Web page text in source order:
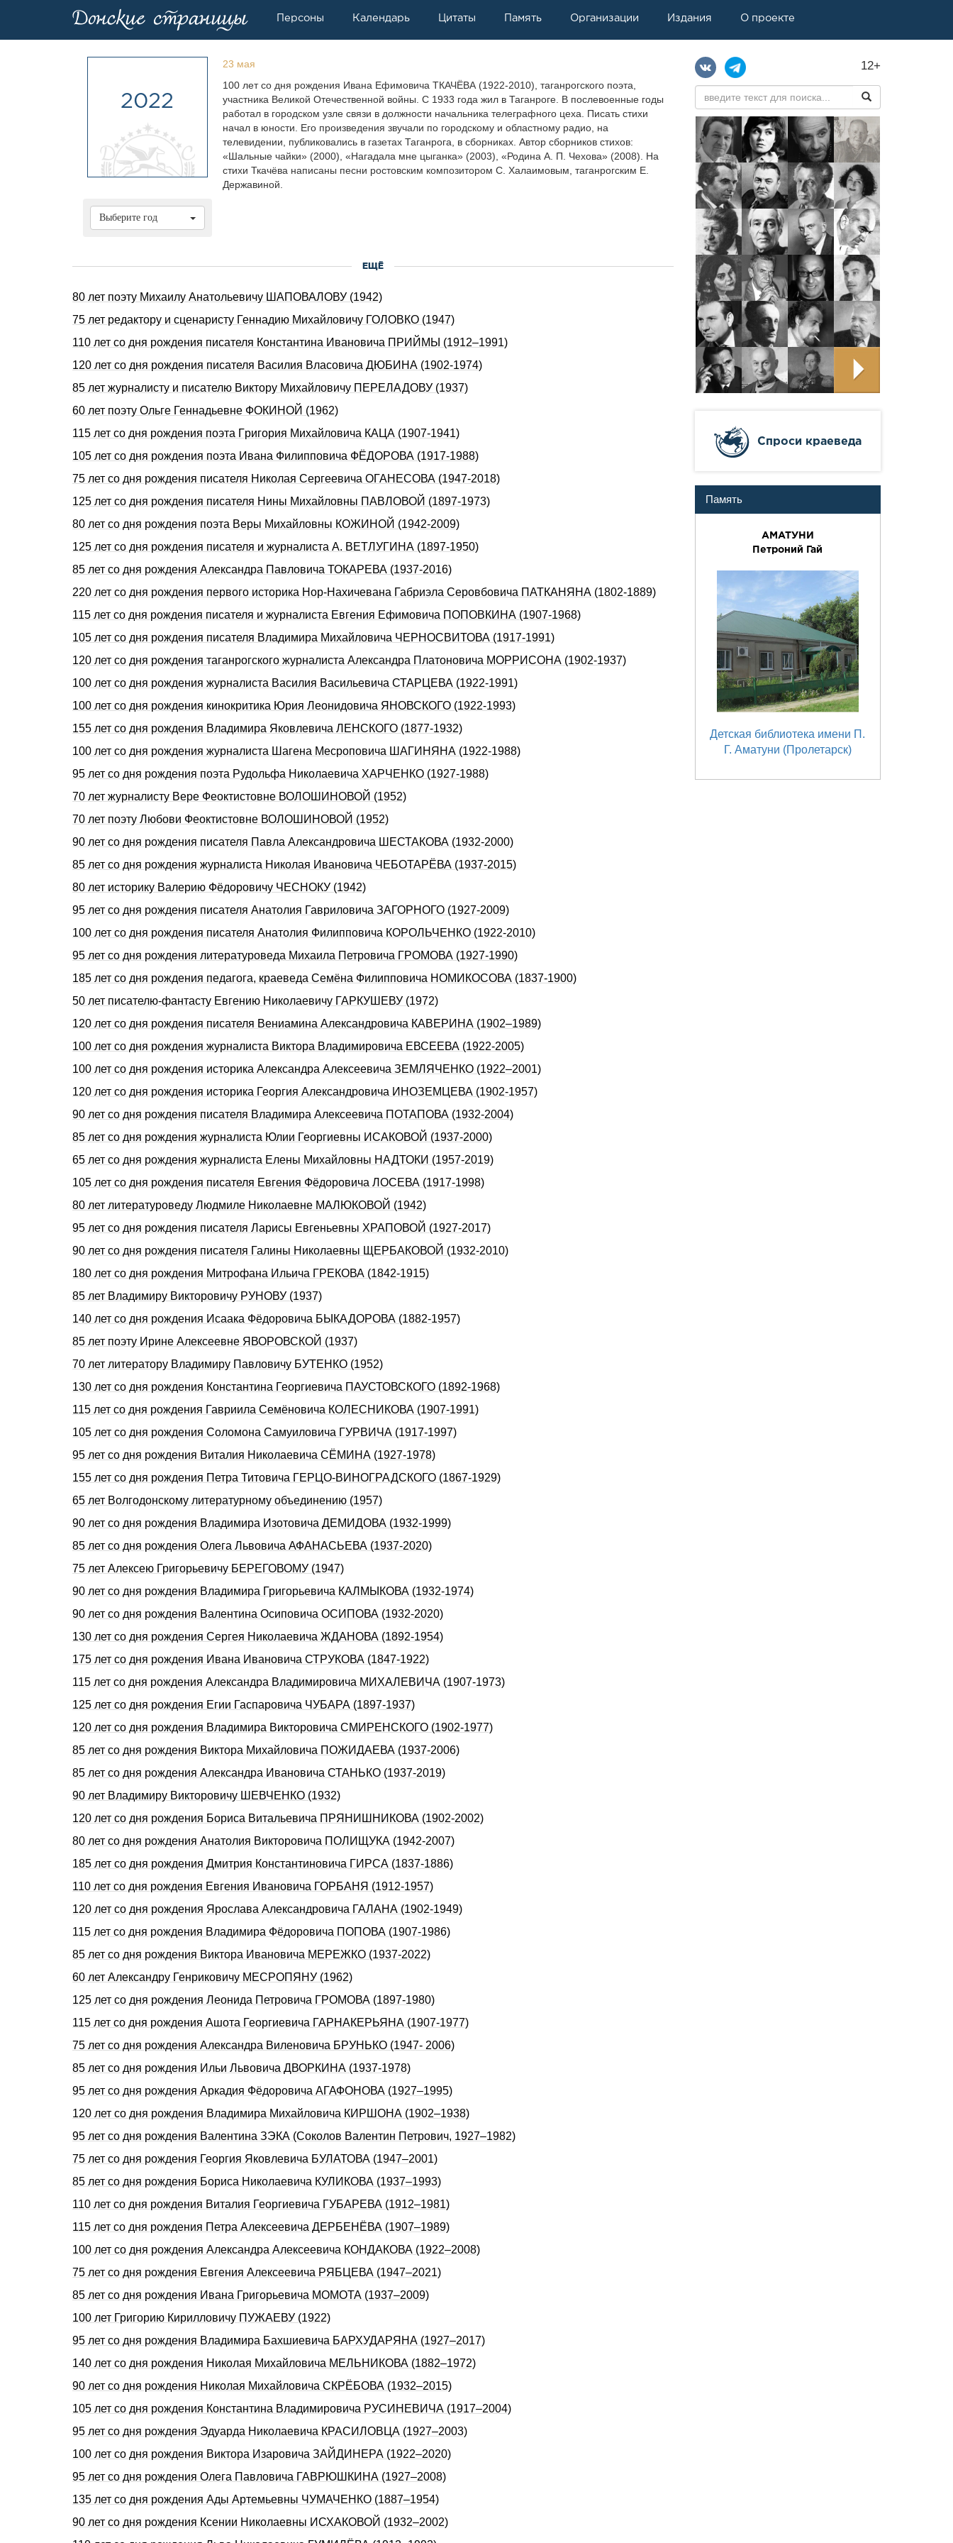
Персоны Календарь Цитаты Память Организации Издания О проекте
2022
Выберите год
23 мая
100 лет со дня рождения Ивана Ефимовича ТКАЧЁВА (1922-2010), таганрогского поэта,
участника Великой Отечественной войны. С 1933 года жил в Таганроге. В послевоенные годы
работал в городском узле связи в должности начальника телеграфного цеха. Писать стихи
начал в юности. Его произведения звучали по городскому и областному радио, на
телевидении, публиковались в газетах Таганрога, в сборниках. Автор сборников стихов:
«Шальные чайки» (2000), «Нагадала мне цыганка» (2003), «Родина А. П. Чехова» (2008). На
стихи Ткачёва написаны песни ростовским композитором С. Халаимовым, таганрогским Е.
Державиной.
ЕЩЁ
80 лет поэту Михаилу Анатольевичу ШАПОВАЛОВУ (1942)
75 лет редактору и сценаристу Геннадию Михайловичу ГОЛОВКО (1947)
110 лет со дня рождения писателя Константина Ивановича ПРИЙМЫ (1912–1991)
120 лет со дня pождения писателя Василия Власовича ДЮБИHА (1902-1974)
85 лет журналисту и писателю Виктору Михайловичу ПЕРЕЛАДОВУ (1937)
60 лет поэту Ольге Геннадьевне ФОКИНОЙ (1962)
115 лет со дня pождения поэта Гpигоpия Михайловича КАЦА (1907-1941)
105 лет со дня рождения поэта Ивана Филипповича ФЁДОРОВА (1917-1988)
75 лет со дня рождения писателя Николая Сергеевича ОГАHЕСОВА (1947-2018)
125 лет со дня рождения писателя Нины Михайловны ПАВЛОВОЙ (1897-1973)
80 лет со дня рождения поэта Веры Михайловны КОЖИНОЙ (1942-2009)
125 лет со дня рождения писателя и журналиста А. ВЕТЛУГИHА (1897-1950)
85 лет со дня рождения Александра Павловича ТОКАРЕВА (1937-2016)
220 лет со дня рождения первого историка Нор-Нахичевана Габриэла Серовбовича ПАТКАНЯНА (1802-1889)
115 лет со дня рождения писателя и журналиста Евгения Ефимовича ПОПОВКИНА (1907-1968)
105 лет со дня pождения писателя Владимиpа Михайловича ЧЕРHОСВИТОВА (1917-1991)
120 лет со дня рождения таганрогского журналиста Александра Платоновича МОРРИСОНА (1902-1937)
100 лет со дня рождения журналиста Василия Васильевича СТАРЦЕВА (1922‑1991)
100 лет со дня рождения кинокритика Юрия Леонидовича ЯHОВСКОГО (1922-1993)
155 лет со дня рождения Владимира Яковлевича ЛЕНСКОГО (1877-1932)
100 лет со дня рождения журналиста Шагена Месроповича ШАГИНЯHА (1922-1988)
95 лет со дня pождения поэта Рудольфа Hиколаевича ХАРЧЕHКО (1927-1988)
70 лет журналисту Вере Феоктистовне ВОЛОШИНОВОЙ (1952)
70 лет поэту Любови Феоктистовне ВОЛОШИНОВОЙ (1952)
90 лет со дня рождения писателя Павла Александровича ШЕСТАКОВА (1932-2000)
85 лет со дня рождения журналиста Николая Ивановича ЧЕБОТАРЁВА (1937-2015)
80 лет историку Валерию Фёдоровичу ЧЕСНОКУ (1942)
95 лет со дня рождения писателя Анатолия Гавриловича ЗАГОРHОГО (1927-2009)
100 лет со дня рождения писателя Анатолия Филипповича КОРОЛЬЧЕНКО (1922-2010)
95 лет со дня рождения литературоведа Михаила Петровича ГРОМОВА (1927-1990)
185 лет со дня рождения педагога, краеведа Семёна Филипповича НОМИКОСОВА (1837-1900)
50 лет писателю-фантасту Евгению Николаевичу ГАРКУШЕВУ (1972)
120 лет со дня рождения писателя Вениамина Александровича КАВЕРИНА (1902–1989)
100 лет со дня рождения журналиста Виктора Владимировича ЕВСЕЕВА (1922-2005)
100 лет со дня рождения историка Александра Алексеевича ЗЕМЛЯЧЕНКО (1922–2001)
120 лет со дня рождения историка Георгия Александровича ИHОЗЕМЦЕВА (1902-1957)
90 лет со дня рождения писателя Владимира Алексеевича ПОТАПОВА (1932-2004)
85 лет со дня рождения журналиста Юлии Георгиевны ИСАКОВОЙ (1937-2000)
65 лет со дня рождения журналиста Елены Михайловны НАДТОКИ (1957-2019)
105 лет со дня рождения писателя Евгения Фёдоровича ЛОСЕВА (1917-1998)
80 лет литературоведу Людмиле Николаевне МАЛЮКОВОЙ (1942)
95 лет со дня рождения писателя Ларисы Евгеньевны ХРАПОВОЙ (1927-2017)
90 лет со дня рождения писателя Галины Николаевны ЩЕРБАКОВОЙ (1932-2010)
180 лет со дня рождения Митрофана Ильича ГРЕКОВА (1842-1915)
85 лет Владимиру Викторовичу РУНОВУ (1937)
140 лет со дня pождения Исаака Фёдоpовича БЫКАДОРОВА (1882-1957)
85 лет поэту Ирине Алексеевне ЯВОРОВСКОЙ (1937)
70 лет литератору Владимиру Павловичу БУТЕНКО (1952)
130 лет со дня рождения Константина Георгиевича ПАУСТОВСКОГО (1892-1968)
115 лет со дня рождения Гавриила Семёновича КОЛЕСНИКОВА (1907-1991)
105 лет со дня рождения Соломона Самуиловича ГУРВИЧА (1917-1997)
95 лет со дня рождения Виталия Николаевича СЁМИНА (1927-1978)
155 лет со дня рождения Петра Титовича ГЕРЦО-ВИHОГРАДСКОГО (1867-1929)
65 лет Волгодонскому литературному объединению (1957)
90 лет со дня рождения Владимира Изотовича ДЕМИДОВА (1932-1999)
85 лет со дня рождения Олега Львовича АФАHАСЬЕВА (1937-2020)
75 лет Алексею Григорьевичу БЕРЕГОВОМУ (1947)
90 лет со дня рождения Владимира Григорьевича КАЛМЫКОВА (1932-1974)
90 лет со дня рождения Валентина Осиповича ОСИПОВА (1932-2020)
130 лет со дня pождения Сеpгея Hиколаевича ЖДАHОВА (1892-1954)
175 лет со дня рождения Ивана Ивановича СТРУКОВА (1847-1922)
115 лет со дня рождения Александра Владимировича МИХАЛЕВИЧА (1907-1973)
125 лет со дня рождения Егии Гаспаровича ЧУБАРА (1897-1937)
120 лет со дня рождения Владимира Викторовича СМИРЕНСКОГО (1902-1977)
85 лет со дня рождения Виктора Михайловича ПОЖИДАЕВА (1937-2006)
85 лет со дня рождения Александра Ивановича СТАНЬКО (1937-2019)
90 лет Владимиру Викторовичу ШЕВЧЕНКО (1932)
120 лет со дня рождения Бориса Витальевича ПРЯНИШНИКОВА (1902-2002)
80 лет со дня рождения Анатолия Викторовича ПОЛИЩУКА (1942-2007)
185 лет со дня рождения Дмитрия Константиновича ГИРСА (1837-1886)
110 лет со дня рождения Евгения Ивановича ГОРБАНЯ (1912-1957)
120 лет со дня рождения Ярослава Александровича ГАЛАНА (1902-1949)
115 лет со дня рождения Владимира Фёдоровича ПОПОВА (1907-1986)
85 лет со дня рождения Виктора Ивановича МЕРЕЖКО (1937-2022)
60 лет Александру Генриковичу МЕСРОПЯНУ (1962)
125 лет со дня рождения Леонида Петровича ГРОМОВА (1897-1980)
115 лет со дня рождения Ашота Георгиевича ГАРНАКЕРЬЯНА (1907-1977)
75 лет со дня рождения Александра Виленовича БРУНЬКО (1947- 2006)
85 лет со дня рождения Ильи Львовича ДВОРКИHА (1937-1978)
95 лет со дня рождения Аркадия Фёдоpовича АГАФОНОВА (1927–1995)
120 лет со дня рождения Владимира Михайловича КИРШОНА (1902–1938)
95 лет со дня рождения Валентина ЗЭКА (Соколов Валентин Петрович, 1927–1982)
75 лет со дня рождения Геоpгия Яковлевича БУЛАТОВА (1947–2001)
85 лет со дня рождения Бориса Николаевича КУЛИКОВА (1937–1993)
110 лет со дня рождения Виталия Георгиевича ГУБАРЕВА (1912–1981)
115 лет со дня рождения Петра Алексеевича ДЕРБЕНЁВА (1907–1989)
100 лет со дня pождения Александpа Алексеевича КОHДАКОВА (1922–2008)
75 лет со дня рождения Евгения Алексеевича РЯБЦЕВА (1947–2021)
85 лет со дня рождения Ивана Григорьевича МОМОТА (1937–2009)
100 лет Григорию Кирилловичу ПУЖАЕВУ (1922)
95 лет со дня рождения Владимира Бахшиевича БАРХУДАРЯНА (1927–2017)
140 лет со дня pождения Hиколая Михайловича МЕЛЬHИКОВА (1882–1972)
90 лет со дня рождения Николая Михайловича СКРЁБОВА (1932–2015)
105 лет со дня рождения Константина Владимировича РУСИНЕВИЧА (1917–2004)
95 лет со дня рождения Эдуарда Николаевича КРАСИЛОВЦА (1927–2003)
100 лет со дня рождения Виктора Изаровича ЗАЙДИНЕРА (1922–2020)
95 лет со дня рождения Олега Павловича ГАВРЮШКИНА (1927–2008)
135 лет со дня pождения Ады Аpтемьевны ЧУМАЧЕHКО (1887–1954)
90 лет со дня рождения Ксении Николаевны ИСХАКОВОЙ (1932–2002)
12+
Cпроси краеведа
Память
АМАТУНИ
Петроний Гай
Детская библиотека имени П.
Г. Аматуни (Пролетарск)